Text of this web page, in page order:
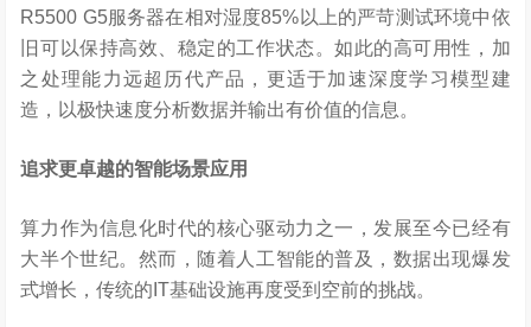
R5500 G5服务器在相对湿度85%以上的严苛测试环境中依
旧可以保持高效、稳定的工作状态。如此的高可用性，加
之处理能力远超历代产品，更适于加速深度学习模型建
造，以极快速度分析数据并输出有价值的信息。
追求更卓越的智能场景应用
算力作为信息化时代的核心驱动力之一，发展至今已经有
大半个世纪。然而，随着人工智能的普及，数据出现爆发
式增长，传统的IT基础设施再度受到空前的挑战。